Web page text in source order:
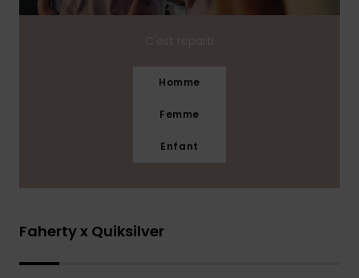
Homme
Femme
Enfant
Faherty x Quiksilver